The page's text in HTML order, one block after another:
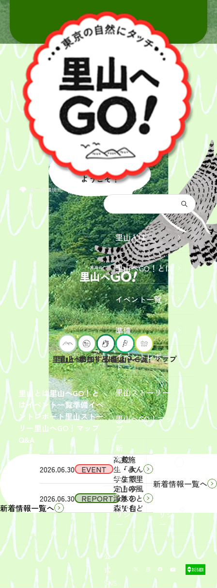
都庁総合トップ
里山とは里山へGO！と
はイベント一覧準備イベ
ントレポート里山ストー
リー里山へGO！マップ
Q&A
里山とは
里山へGO！とは
イベント一覧
準備
イベントレポー
ト
里山ストーリー
里山へGO！マッ
プ
新
着
情
報
サイ
トポ
リシ
ー
リシ
ー
公
式
SNS
里山へ
ようこそ！
里山とは
里山へGO！とは
参加するには？
イベント一覧
里山へGO！マップ
新着情報一覧へ
2026.06.30 EVENT
2026年9
月19日
（土）
開催
「【東
京ポイ
ント対
象】中
学生・
高校
生・大
学生限
定！宇
津木の
森で自
然体
験！」
募集を
開始し
まし
2026.06.30 REPORT
2026年
6月13
（土）
実施
「みん
なで里
山の風
景をと
りもど
そ
う！」
活動レ
ポート
を掲載
しまし
た。
新着情報一覧へ